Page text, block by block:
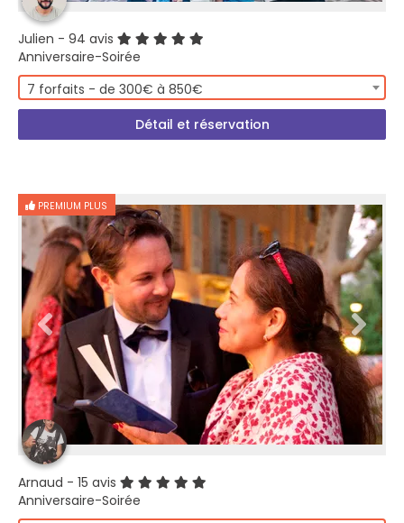
Julien - 94 avis
Anniversaire-Soirée
7 forfaits - de 300€ à 850€
Détail et réservation
PREMIUM PLUS
Arnaud - 15 avis
Anniversaire-Soirée